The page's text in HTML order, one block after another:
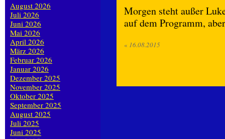
Morgen steht außer
auf dem Programm,
« 16.08.2015
August 2026
Juli 2026
Juni 2026
Mai 2026
April 2026
März 2026
Februar 2026
Januar 2026
Dezember 2025
November 2025
Oktober 2025
September 2025
August 2025
Juli 2025
Juni 2025